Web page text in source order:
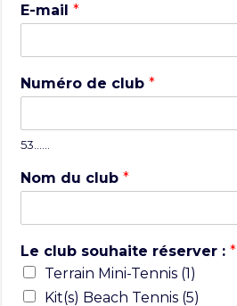
E-mail*
Numéro de club*
53……
Nom du club*
Le club souhaite réserver :*
Terrain Mini-Tennis (1)
Kit(s) Beach Tennis (5)